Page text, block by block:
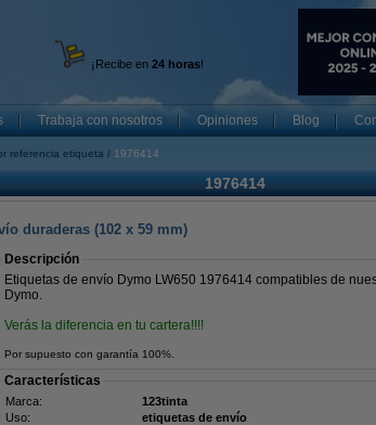
¡Recibe en 24 horas!
Trabaja con nosotros Opiniones Blog
referencia etiqueta 1976414
1976414
duraderas (102 x 59 mm)
Descripción
Etiquetas de envío Dymo LW650 1976414 compatibles de
Dymo.
Verás la diferencia en tu cartera!!!!
Por supuesto con garantía 100%.
Características
Marca: 123tinta
Uso:
etiquetas de envío